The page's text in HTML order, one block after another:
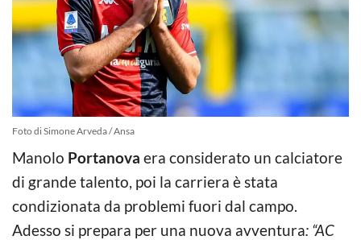
Foto di Simone Arveda / Ansa
Manolo Portanova era considerato un calciatore
di grande talento, poi la carriera è stata
condizionata da problemi fuori dal campo.
Adesso si prepara per una nuova avventura: “AC